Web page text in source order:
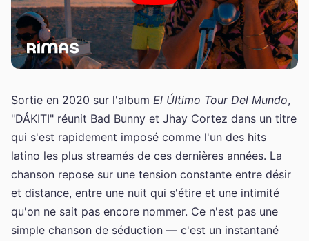
Sortie en 2020 sur l'album El Último Tour Del Mundo,
"DÁKITI" réunit Bad Bunny et Jhay Cortez dans un titre
qui s'est rapidement imposé comme l'un des hits
latino les plus streamés de ces dernières années. La
chanson repose sur une tension constante entre désir
et distance, entre une nuit qui s'étire et une intimité
qu'on ne sait pas encore nommer. Ce n'est pas une
simple chanson de séduction — c'est un instantané